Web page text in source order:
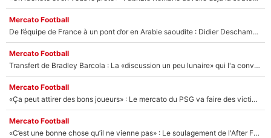
Mercato Football
De l’équipe de France à un pont d’or en Arabie saoudite : Didier Deschamps a donné sa réponse !
Mercato Football
Transfert de Bradley Barcola : La «discussion un peu lunaire» qui l'a convaincu de quitter le PSG, son entourage est pointé du doigt
Mercato Football
«Ça peut attirer des bons joueurs» : Le mercato du PSG va faire des victimes dans l'effectif de Luis Enrique ?
Mercato Football
«C’est une bonne chose qu’il ne vienne pas» : Le soulagement de l'After Foot après le transfert avorté de Yan Diomandé au PSG